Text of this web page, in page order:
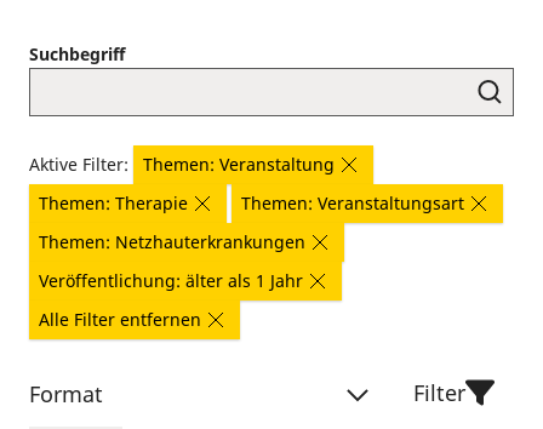
Suchbegriff
Aktive Filter:
Themen: Veranstaltung
Themen: Therapie
Themen: Veranstaltungsart
Themen: Netzhauterkrankungen
Veröffentlichung: älter als 1 Jahr
Alle Filter entfernen
Format Filter